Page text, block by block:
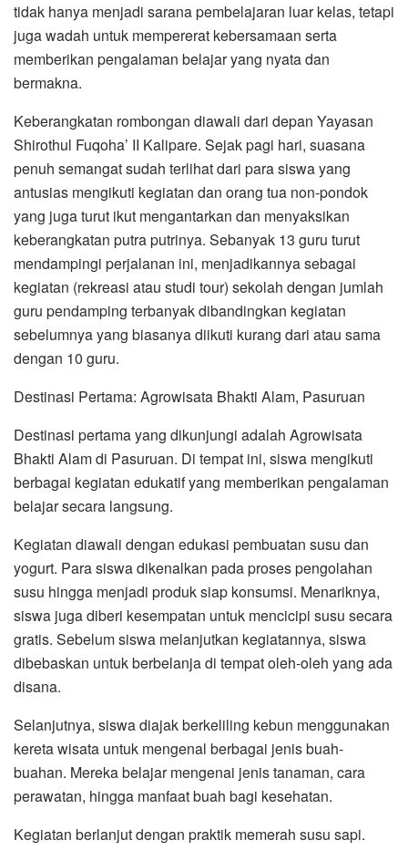
tidak hanya menjadi sarana pembelajaran luar kelas, tetapi
juga wadah untuk mempererat kebersamaan serta
memberikan pengalaman belajar yang nyata dan
bermakna.
Keberangkatan rombongan diawali dari depan Yayasan
Shirothul Fuqoha’ II Kalipare. Sejak pagi hari, suasana
penuh semangat sudah terlihat dari para siswa yang
antusias mengikuti kegiatan dan orang tua non-pondok
yang juga turut ikut mengantarkan dan menyaksikan
keberangkatan putra putrinya. Sebanyak 13 guru turut
mendampingi perjalanan ini, menjadikannya sebagai
kegiatan (rekreasi atau studi tour) sekolah dengan jumlah
guru pendamping terbanyak dibandingkan kegiatan
sebelumnya yang biasanya diikuti kurang dari atau sama
dengan 10 guru.
Destinasi Pertama: Agrowisata Bhakti Alam, Pasuruan
Destinasi pertama yang dikunjungi adalah Agrowisata
Bhakti Alam di Pasuruan. Di tempat ini, siswa mengikuti
berbagai kegiatan edukatif yang memberikan pengalaman
belajar secara langsung.
Kegiatan diawali dengan edukasi pembuatan susu dan
yogurt. Para siswa dikenalkan pada proses pengolahan
susu hingga menjadi produk siap konsumsi. Menariknya,
siswa juga diberi kesempatan untuk mencicipi susu secara
gratis. Sebelum siswa melanjutkan kegiatannya, siswa
dibebaskan untuk berbelanja di tempat oleh-oleh yang ada
disana.
Selanjutnya, siswa diajak berkeliling kebun menggunakan
kereta wisata untuk mengenal berbagai jenis buah-
buahan. Mereka belajar mengenai jenis tanaman, cara
perawatan, hingga manfaat buah bagi kesehatan.
Kegiatan berlanjut dengan praktik memerah susu sapi.